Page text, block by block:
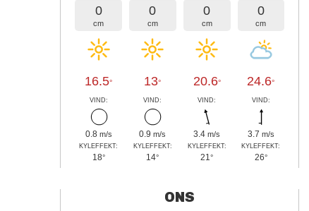
0
cm
16.5°
VIND:
0.8 m/s
KYLEFFEKT:
18°
0
cm
13°
VIND:
0.9m/s
KYLEFFEKT:
14°
0
cm
20.6°
VIND:
3.4m/s
KYLEFFEKT:
21°
0
cm
24.6°
VIND:
3.7 m/s
KYLEFFEKT:
26°
ONS